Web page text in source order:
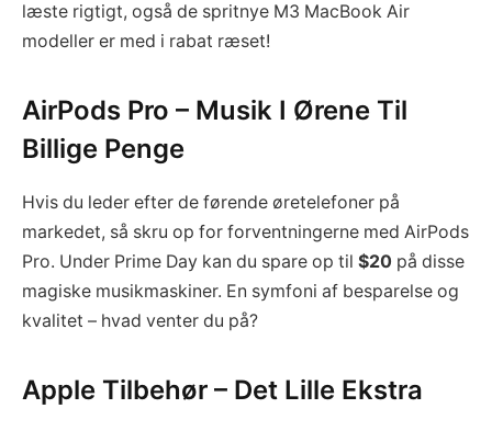
læste rigtigt, også de spritnye M3 MacBook Air
modeller er med i rabat ræset!
AirPods Pro – Musik I Ørene Til
Billige Penge
Hvis du leder efter de førende øretelefoner på
markedet, så skru op for forventningerne med AirPods
Pro. Under Prime Day kan du spare op til $20 på disse
magiske musikmaskiner. En symfoni af besparelse og
kvalitet – hvad venter du på?
Apple Tilbehør – Det Lille Ekstra